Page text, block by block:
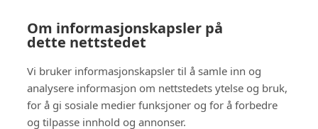
Om informasjonskapsler på
dette nettstedet
Vi bruker informasjonskapsler til å samle inn og
analysere informasjon om nettstedets ytelse og bruk,
for å gi sosiale medier funksjoner og for å forbedre
og tilpasse innhold og annonser.
Følg oss i sosiale medier